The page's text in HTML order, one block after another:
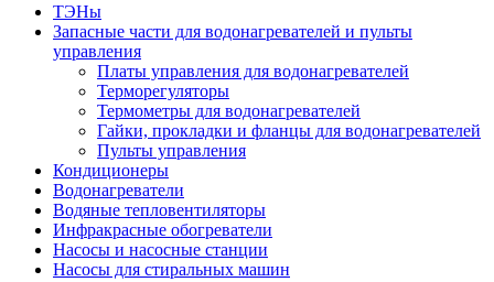
ТЭНы
Запасные части для водонагревателей и пульты
управления
Платы управления для водонагревателей
Терморегуляторы
Термометры для водонагревателей
Гайки, прокладки и фланцы для водонагревателей
Пульты управления
Кондиционеры
Водонагреватели
Водяные тепловентиляторы
Инфракрасные обогреватели
Насосы и насосные станции
Насосы для стиральных машин